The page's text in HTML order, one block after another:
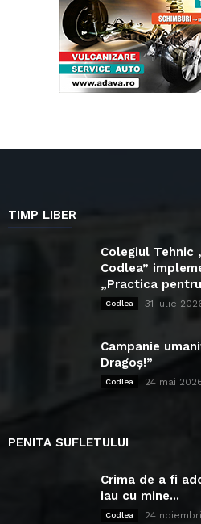
TIMP LIBER
Colegiul Tehnic
Codlea”
„Practica
Codlea 31 iulie
Campanie
Dragoș!”
Codlea 24 mai
PENITA SUFLETULUI
Crima de a fi
iau cu mine...
Codlea 24